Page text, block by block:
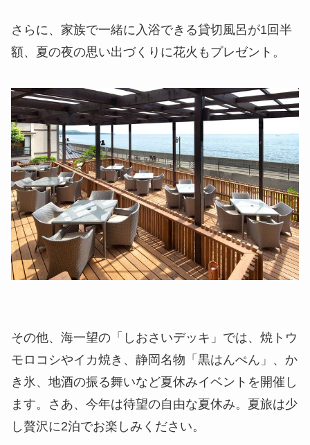
さらに、家族で一緒に入浴できる貸切風呂が1回半
額、夏の夜の思い出づくりに花火もプレゼント。
その他、海一望の「しおさいデッキ」では、焼トウ
モロコシやイカ焼き、静岡名物「黒はんぺん」、か
き氷、地酒の振る舞いなど夏休みイベントを開催し
ます。さあ、今年は待望の自由な夏休み。夏旅は少
し贅沢に2泊でお楽しみください。